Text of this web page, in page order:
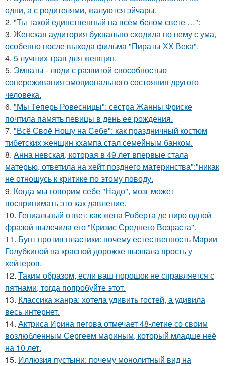
одни, а с родителями, жалуются эйчары.
2. "Ты такой единственный на всём белом свете …":
3. Женская аудитория буквально сходила по нему с ума,
особенно после выхода фильма "Пираты ХХ Века".
4. 5 лучших трав для женщин.
5. Эмпаты - люди с развитой способностью
сопереживания эмоционального состояния другого
человека.
6. "Мы Теперь Ровесницы": сестра Жанны Фриске
почтила память певицы в день ее рождения.
7. "Всё Своё Ношу на Себе": как праздничный костюм
тибетских женщин кхампа стал семейным банком.
8. Анна невская, которая в 49 лет впервые стала
матерью, ответила на хейт позднего материнства":"никак
не отношусь к критике по этому поводу.
9. Когда мы говорим себе "Надо", мозг может
воспринимать это как давление.
10. Гениальный ответ: как жена Роберта де ниро одной
фразой вылечила его "Кризис Среднего Возраста".
11. Бунт против пластики: почему естественность Марии
Голубкиной на красной дорожке вызвала ярость у
хейтеров.
12. Таким образом, если ваш порошок не справляется с
пятнами, тогда попробуйте этот.
13. Классика жанра: хотела удивить гостей, а удивила
весь интернет.
14. Актриса Ирина пегова отмечает 48-летие со своим
возлюбленным Сергеем мариным, который младше неё
на 10 лет.
15. Иллюзия пустыни: почему монолитный вид на